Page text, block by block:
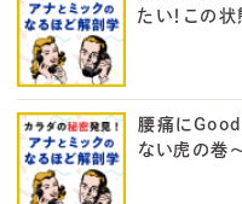
たい！この状
腰痛に
ない虎の巻